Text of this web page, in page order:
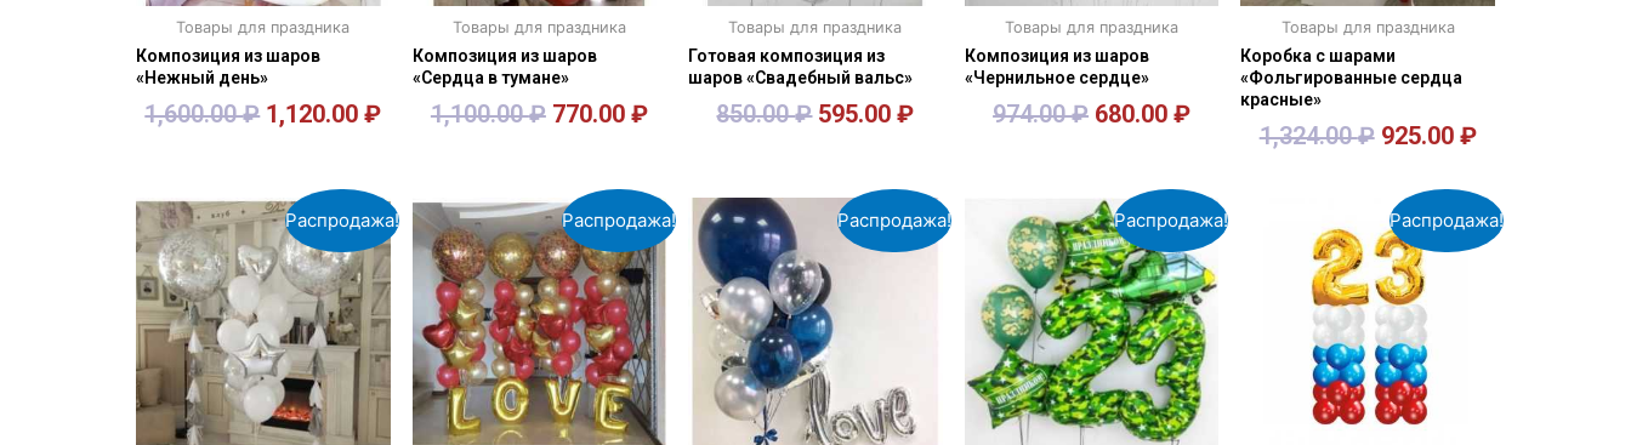
Товары для праздника
Композиция из шаров
«Нежный день»
1,600.00₽ 1,120.00₽
Товары для праздника
Композиция из шаров
«Сердца в тумане»
1,100.00₽ 770.00 ₽
Товары для праздника
Готовая композиция из
шаров «Свадебный вальс»
850.00₽ 595.00₽
Товары для праздника
Композиция из шаров
«Чернильное сердце»
974.00₽ 680.00₽
Товары для праздника
Коробка с шарами
«Фольгированные сердца
красные»
1,324.00₽ 925.00 ₽
Распродажа! Распродажа! Распродажа! Распродажа! Распродажа!